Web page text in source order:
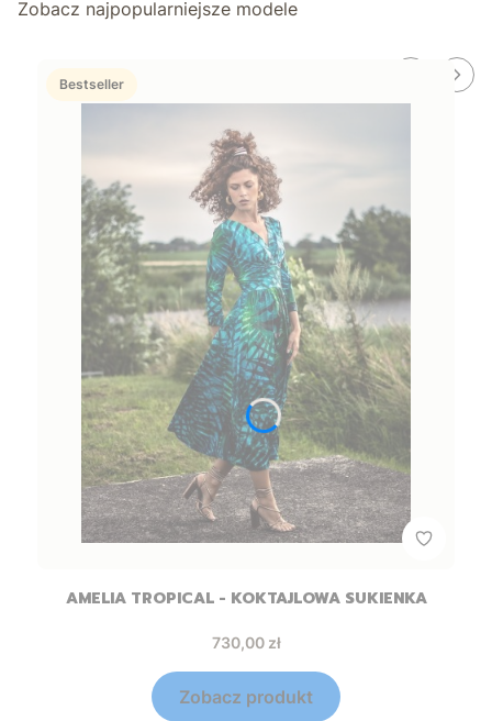
Zobacz najpopularniejsze modele
Bestseller
AMELIA TROPICAL - KOKTAJLOWA SUKIENKA
Cena
730,00 zł
Zobacz produkt